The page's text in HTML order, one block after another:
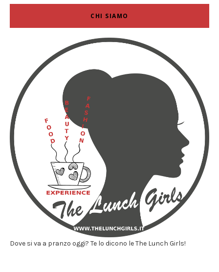
CHI SIAMO
Dove si va a pranzo oggi? Te lo dicono le The Lunch Girls!